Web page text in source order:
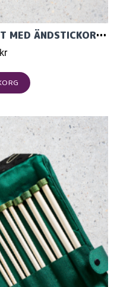
KNITPRO GINGER REGAL - SET MED ÄNDSTICKOR (11 PAR, 13 CM)